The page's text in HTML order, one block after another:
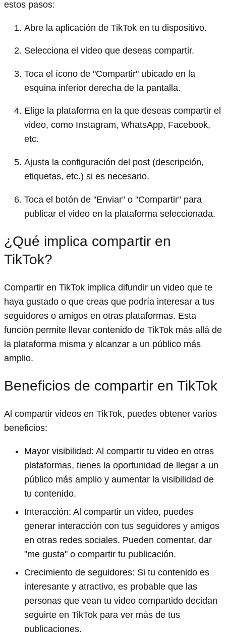
estos pasos:
Abre la aplicación de TikTok en tu dispositivo.
Selecciona el video que deseas compartir.
Toca el ícono de "Compartir" ubicado en la
esquina inferior derecha de la pantalla.
Elige la plataforma en la que deseas compartir el
video, como Instagram, WhatsApp, Facebook,
etc.
Ajusta la configuración del post (descripción,
etiquetas, etc.) si es necesario.
Toca el botón de "Enviar" o "Compartir" para
publicar el video en la plataforma seleccionada.
¿Qué implica compartir en
TikTok?
Compartir en TikTok implica difundir un video que te
haya gustado o que creas que podría interesar a tus
seguidores o amigos en otras plataformas. Esta
función permite llevar contenido de TikTok más allá de
la plataforma misma y alcanzar a un público más
amplio.
Beneficios de compartir en TikTok
Al compartir videos en TikTok, puedes obtener varios
beneficios:
Mayor visibilidad: Al compartir tu video en otras
plataformas, tienes la oportunidad de llegar a un
público más amplio y aumentar la visibilidad de
tu contenido.
Interacción: Al compartir un video, puedes
generar interacción con tus seguidores y amigos
en otras redes sociales. Pueden comentar, dar
"me gusta" o compartir tu publicación.
Crecimiento de seguidores: Si tu contenido es
interesante y atractivo, es probable que las
personas que vean tu video compartido decidan
seguirte en TikTok para ver más de tus
publicaciones.